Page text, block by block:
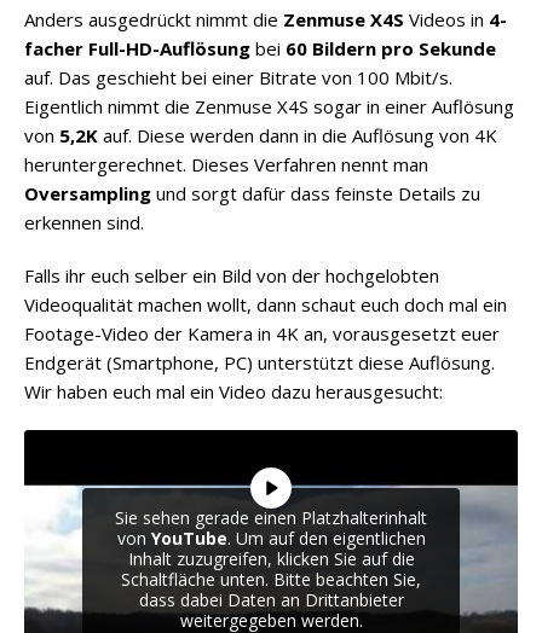
w
w
w
.
p
u
t
t
g
e
n
.
n
Anders ausgedrückt nimmt die Zenmuse X4S Videos in 4-
facher Full-HD-Auflösung bei 60 Bildern pro Sekunde
auf. Das geschieht bei einer Bitrate von 100 Mbit/s.
Eigentlich nimmt die Zenmuse X4S sogar in einer Auflösung
von 5,2K auf. Diese werden dann in die Auflösung von 4K
heruntergerechnet. Dieses Verfahren nennt man
Oversampling und sorgt dafür dass feinste Details zu
erkennen sind.
Falls ihr euch selber ein Bild von der hochgelobten
Videoqualität machen wollt, dann schaut euch doch mal ein
Footage-Video der Kamera in 4K an, vorausgesetzt euer
Endgerät (Smartphone, PC) unterstützt diese Auflösung.
Wir haben euch mal ein Video dazu herausgesucht:
Sie sehen gerade einen Platzhalterinhalt
von YouTube. Um auf den eigentlichen
Inhalt zuzugreifen, klicken Sie auf die
Schaltfläche unten. Bitte beachten Sie,
dass dabei Daten an Drittanbieter
weitergegeben werden.